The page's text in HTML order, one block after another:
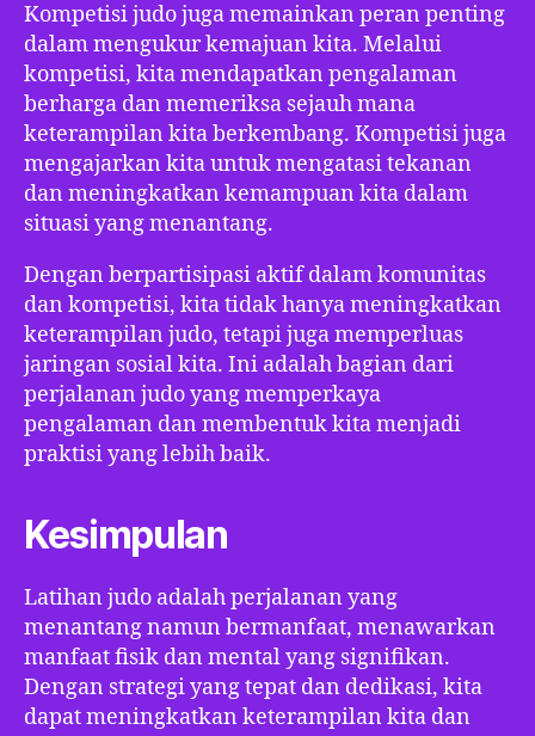
Kompetisi judo juga memainkan peran penting
dalam mengukur kemajuan kita. Melalui
kompetisi, kita mendapatkan pengalaman
berharga dan memeriksa sejauh mana
keterampilan kita berkembang. Kompetisi juga
mengajarkan kita untuk mengatasi tekanan
dan meningkatkan kemampuan kita dalam
situasi yang menantang.
Dengan berpartisipasi aktif dalam komunitas
dan kompetisi, kita tidak hanya meningkatkan
keterampilan judo, tetapi juga memperluas
jaringan sosial kita. Ini adalah bagian dari
perjalanan judo yang memperkaya
pengalaman dan membentuk kita menjadi
praktisi yang lebih baik.
Kesimpulan
Latihan judo adalah perjalanan yang
menantang namun bermanfaat, menawarkan
manfaat fisik dan mental yang signifikan.
Dengan strategi yang tepat dan dedikasi, kita
dapat meningkatkan keterampilan kita dan